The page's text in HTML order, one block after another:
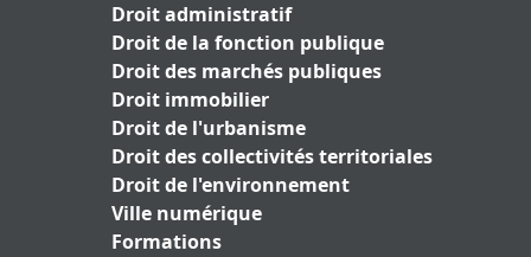
Droit administratif
Droit de la fonction publique
Droit des marchés publiques
Droit immobilier
Droit de l'urbanisme
Droit des collectivités territoriales
Droit de l'environnement
Ville numérique
Formations